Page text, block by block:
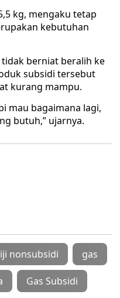
kg, mengaku tetap
kebutuhan
berniat beralih ke
subsidi tersebut
kurang mampu.
mau bagaimana lagi,
butuh,” ujarnya.
nonsubsidi gas
Gas Subsidi